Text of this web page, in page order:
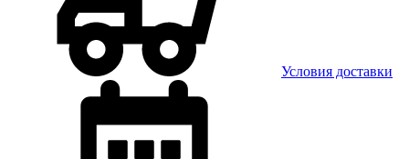
Условия доставки